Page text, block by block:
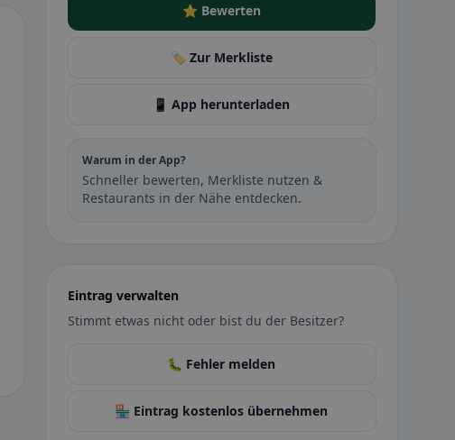
⭐ Bewerten
🏷️ Zur Merkliste
📱 App herunterladen
Warum in der App?
Schneller bewerten, Merkliste nutzen &
Restaurants in der Nähe entdecken.
Eintrag verwalten
Stimmt etwas nicht oder bist du der Besitzer?
🐛 Fehler melden
🏪 Eintrag kostenlos übernehmen